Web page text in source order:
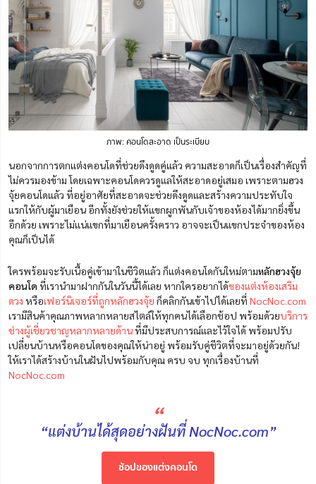
ภาพ: คอนโดสะอาด เป็นระเบียบ
นอกจากการตกแต่งคอนโดที่ช่วยดึงดูดคู่แล้ว ความสะอาดก็เป็นเรื่องสำคัญที่
ไม่ควรมองข้าม โดยเฉพาะคอนโดควรดูแลให้สะอาดอยู่เสมอ เพราะตามฮวง
จุ้ยคอนโดแล้ว ที่อยู่อาศัยที่สะอาดจะช่วยดึงดูดและสร้างความประทับใจ
แรกให้กับผู้มาเยือน อีกทั้งยังช่วยให้แขกผูกพันกับเจ้าของห้องได้มากยิ่งขึ้น
อีกด้วย เพราะไม่แน่แขกที่มาเยือนครั้งคราว อาจจะเป็นแขกประจำของห้อง
คุณก็เป็นได้
ใครพร้อมจะรับเนื้อคู่เข้ามาในชีวิตแล้ว ก็แต่งคอนโดกันใหม่ตามหลักฮวงจุ้ย
คอนโด ที่เรานำมาฝากกันในวันนี้ได้เลย หากใครอยากได้ของแต่งห้องเสริม
ดวง หรือเฟอร์นิเจอร์ที่ถูกหลักฮวงจุ้ย ก็คลิกกันเข้าไปได้เลยที่ NocNoc.com
เรามีสินค้าคุณภาพหลากหลายสไตล์ให้ทุกคนได้เลือกช้อป พร้อมด้วยบริการ
ช่างผู้เชี่ยวชาญหลากหลายด้านที่มีประสบการณ์และไว้ใจได้ พร้อมปรับ
เปลี่ยนบ้านหรือคอนโดของคุณให้น่าอยู่ พร้อมรับคู่ชีวิตที่จะมาอยู่ด้วยกัน!
ให้เราได้สร้างบ้านในฝันไปพร้อมกับคุณ ครบ จบ ทุกเรื่องบ้านที่
NocNoc.com
“
“แต่งบ้านได้สุดอย่างฝันที่ NocNoc.com”
ช้อปของแต่งคอนโด